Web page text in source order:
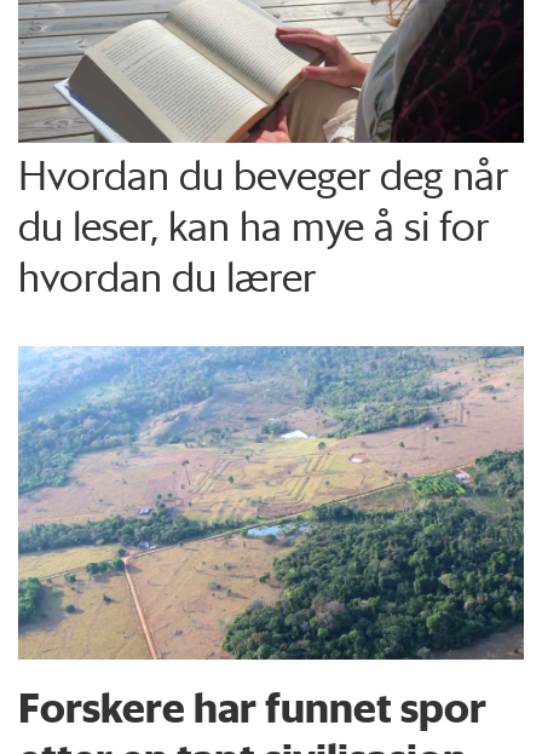
Hvordan du beveger deg når
du leser, kan ha mye å si for
hvordan du lærer
Forskere har funnet spor